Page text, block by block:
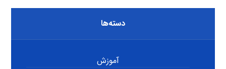
دسته‌ها
آموزش